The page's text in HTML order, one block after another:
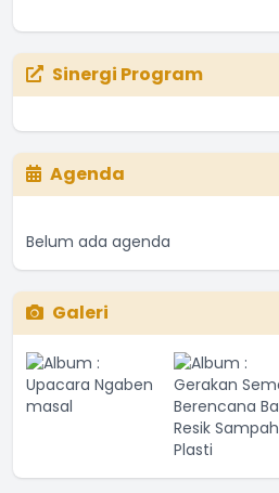
Sinergi Program
Agenda
Belum ada agenda
Galeri